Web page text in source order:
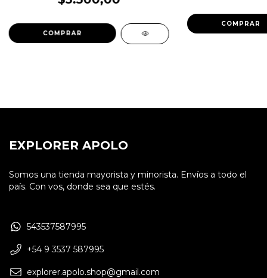
COMPRAR
EXPLORER APOLO
Somos una tienda mayorista y minorista. Envíos a todo el
país. Con vos, donde sea que estés.
543537587995
+54 9 3537 587995
explorer.apolo.shop@gmail.com